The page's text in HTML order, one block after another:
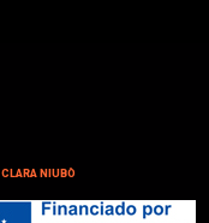
CLARA NIUBÒ